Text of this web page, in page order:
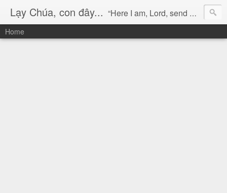
Lạy Chúa, con đây... “Here I am, Lord, send me!” (Isaiah 6:8)
Home